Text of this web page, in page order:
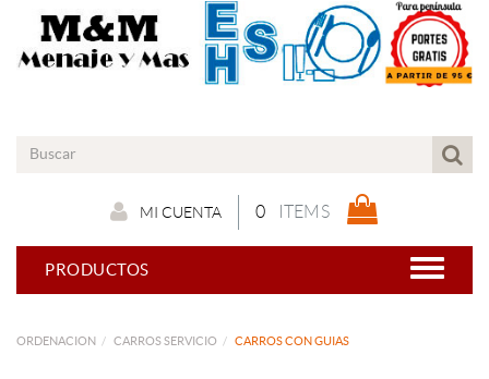
0 ITEMS
MI CUENTA
PRODUCTOS
ORDENACION CARROS SERVICIO CARROS CON GUIAS